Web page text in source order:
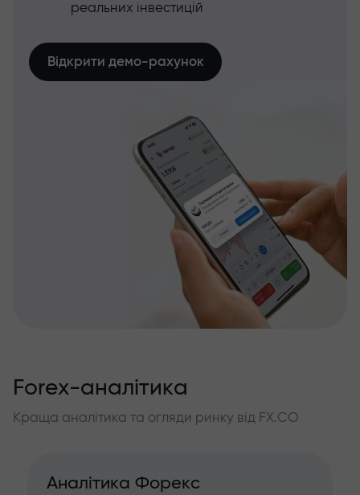
реальних інвестицій
Відкрити демо-рахунок
Forex-аналітика
Краща аналітика та огляди ринку від FX.CO
Аналітика Форекс